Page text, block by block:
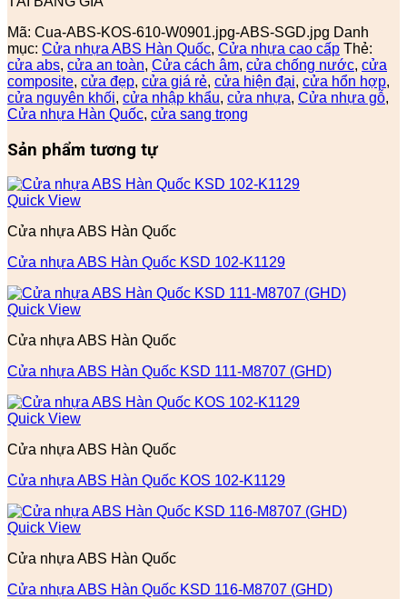
Mã: Cua-ABS-KOS-610-W0901.jpg-ABS-SGD.jpg Danh
mục: Cửa nhựa ABS Hàn Quốc, Cửa nhựa cao cấp Thẻ:
cửa abs, cửa an toàn, Cửa cách âm, cửa chống nước, cửa
composite, cửa đẹp, cửa giá rẻ, cửa hiện đại, cửa hổn hợp,
cửa nguyên khối, cửa nhập khẩu, cửa nhựa, Cửa nhựa gỗ,
Cửa nhựa Hàn Quốc, cửa sang trọng
Sản phẩm tương tự
Quick View
Cửa nhựa ABS Hàn Quốc
Cửa nhựa ABS Hàn Quốc KSD 102-K1129
Quick View
Cửa nhựa ABS Hàn Quốc
Cửa nhựa ABS Hàn Quốc KSD 111-M8707 (GHD)
Quick View
Cửa nhựa ABS Hàn Quốc
Cửa nhựa ABS Hàn Quốc KOS 102-K1129
Quick View
Cửa nhựa ABS Hàn Quốc
Cửa nhựa ABS Hàn Quốc KSD 116-M8707 (GHD)